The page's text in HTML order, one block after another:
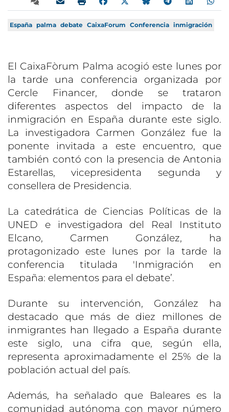
España palma debate CaixaForum Conferencia inmigración
El CaixaFòrum Palma acogió este lunes por
la tarde una conferencia organizada por
Cercle Financer, donde se trataron
diferentes aspectos del impacto de la
inmigración en España durante este siglo.
La investigadora Carmen González fue la
ponente invitada a este encuentro, que
también contó con la presencia de Antonia
Estarellas, vicepresidenta segunda y
consellera de Presidencia.
La catedrática de Ciencias Políticas de la
UNED e investigadora del Real Instituto
Elcano, Carmen González, ha
protagonizado este lunes por la tarde la
conferencia titulada 'Inmigración en
España: elementos para el debate’.
Durante su intervención, González ha
destacado que más de diez millones de
inmigrantes han llegado a España durante
este siglo, una cifra que, según ella,
representa aproximadamente el 25% de la
población actual del país.
Además, ha señalado que Baleares es la
comunidad autónoma con mayor número